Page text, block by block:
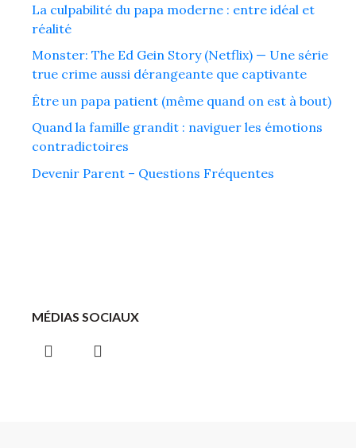
La culpabilité du papa moderne : entre idéal et
réalité
Monster: The Ed Gein Story (Netflix) — Une série
true crime aussi dérangeante que captivante
Être un papa patient (même quand on est à bout)
Quand la famille grandit : naviguer les émotions
contradictoires
Devenir Parent – Questions Fréquentes
MÉDIAS SOCIAUX